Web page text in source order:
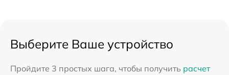
Выберите Ваше устройство
Пройдите 3 простых шага, чтобы получить расчет